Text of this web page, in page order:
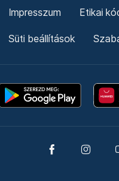
Impresszum Etikai
Süti beállítások